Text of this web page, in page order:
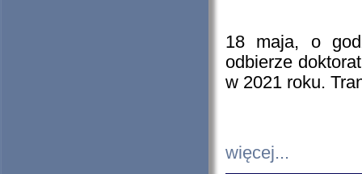
18 maja, o
odbierze
w 2021 roku.
więcej...